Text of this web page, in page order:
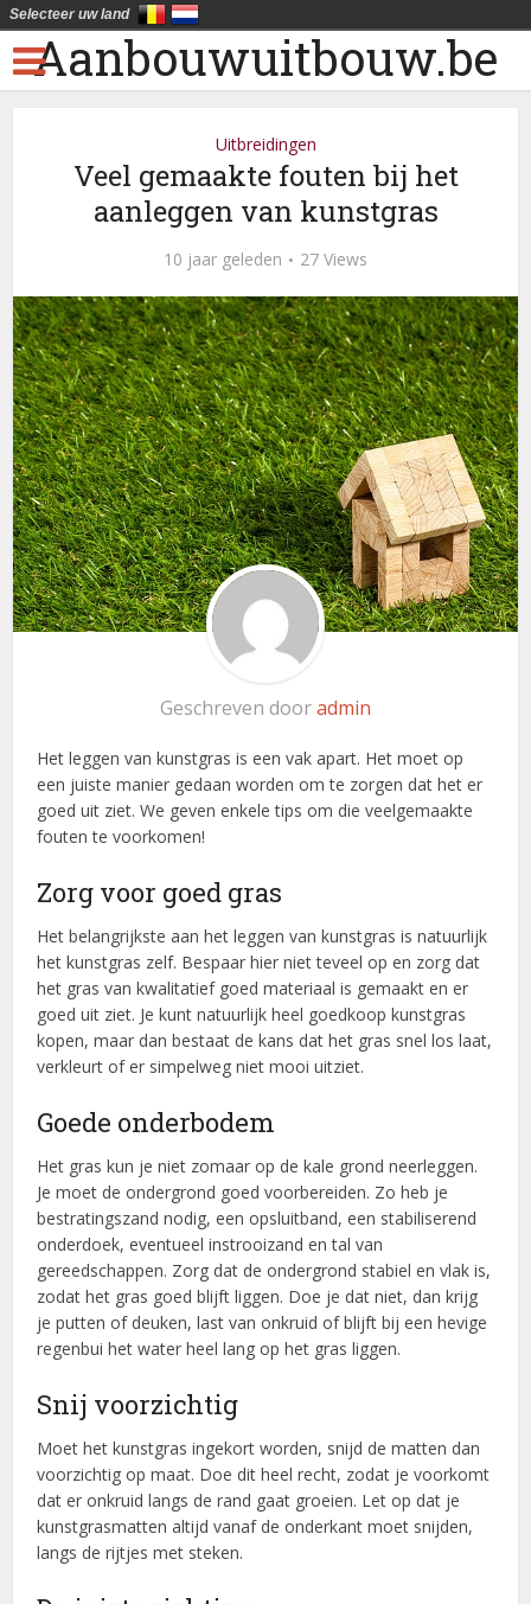
Aanbouwuitbouw.be
Uitbreidingen
Veel gemaakte fouten bij het
aanleggen van kunstgras
10 jaar geleden 27 Views
Geschreven dooradmin
Het leggen van kunstgras is een vak apart. Het moet op
een juiste manier gedaan worden om te zorgen dat het er
goed uit ziet. We geven enkele tips om die veelgemaakte
fouten te voorkomen!
Zorg voor goed gras
Het belangrijkste aan het leggen van kunstgras is natuurlijk
het kunstgras zelf. Bespaar hier niet teveel op en zorg dat
het gras van kwalitatief goed materiaal is gemaakt en er
goed uit ziet. Je kunt natuurlijk heel goedkoop kunstgras
kopen, maar dan bestaat de kans dat het gras snel los laat,
verkleurt of er simpelweg niet mooi uitziet.
Goede onderbodem
Het gras kun je niet zomaar op de kale grond neerleggen.
Je moet de ondergrond goed voorbereiden. Zo heb je
bestratingszand nodig, een opsluitband, een stabiliserend
onderdoek, eventueel instrooizand en tal van
gereedschappen. Zorg dat de ondergrond stabiel en vlak is,
zodat het gras goed blijft liggen. Doe je dat niet, dan krijg
je putten of deuken, last van onkruid of blijft bij een hevige
regenbui het water heel lang op het gras liggen.
Snij voorzichtig
Moet het kunstgras ingekort worden, snijd de matten dan
voorzichtig op maat. Doe dit heel recht, zodat je voorkomt
dat er onkruid langs de rand gaat groeien. Let op dat je
kunstgrasmatten altijd vanaf de onderkant moet snijden,
langs de rijtjes met steken.
Selecteer uw land